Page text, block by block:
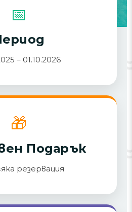
📅
– 01.10.2026
🎁
Подарък
резервация